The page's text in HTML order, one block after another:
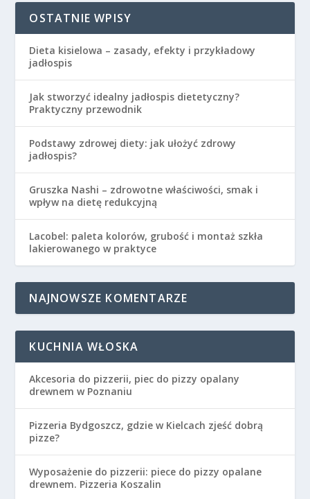
OSTATNIE WPISY
Dieta kisielowa – zasady, efekty i przykładowy
jadłospis
Jak stworzyć idealny jadłospis dietetyczny?
Praktyczny przewodnik
Podstawy zdrowej diety: jak ułożyć zdrowy
jadłospis?
Gruszka Nashi – zdrowotne właściwości, smak i
wpływ na dietę redukcyjną
Lacobel: paleta kolorów, grubość i montaż szkła
lakierowanego w praktyce
NAJNOWSZE KOMENTARZE
KUCHNIA WŁOSKA
Akcesoria do pizzerii, piec do pizzy opalany
drewnem w Poznaniu
Pizzeria Bydgoszcz, gdzie w Kielcach zjeść dobrą
pizze?
Wyposażenie do pizzerii: piece do pizzy opalane
drewnem. Pizzeria Koszalin